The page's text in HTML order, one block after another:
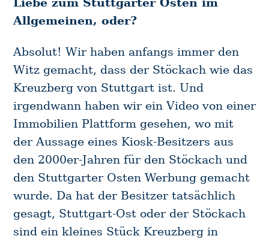
Allgemeinen, oder?
Absolut! Wir haben anfangs immer den
Witz gemacht, dass der Stöckach wie das
Kreuzberg von Stuttgart ist. Und
irgendwann haben wir ein Video von einer
Immobilien Plattform gesehen, wo mit
der Aussage eines Kiosk-Besitzers aus
den 2000er-Jahren für den Stöckach und
den Stuttgarter Osten Werbung gemacht
wurde. Da hat der Besitzer tatsächlich
gesagt, Stuttgart-Ost oder der Stöckach
sind ein kleines Stück Kreuzberg in